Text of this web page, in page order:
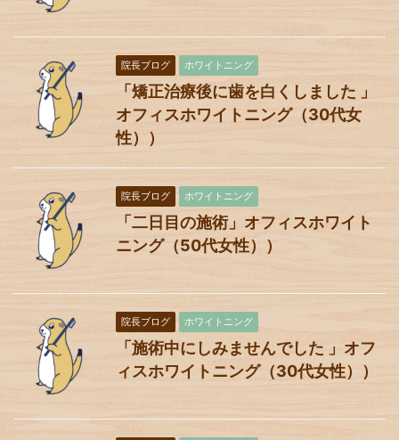
院長ブログ ホワイトニング
「矯正治療後に歯を白くしました 」
オフィスホワイトニング（30代女
性））
院長ブログ ホワイトニング
「二日目の施術」オフィスホワイト
ニング（50代女性））
院長ブログ ホワイトニング
「施術中にしみませんでした 」オフ
ィスホワイトニング（30代女性））